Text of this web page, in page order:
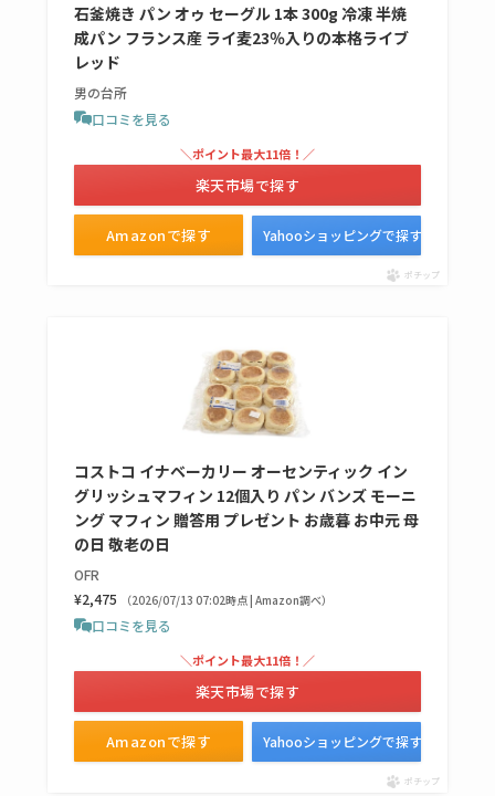
石釜焼き パン オゥ セーグル 1本 300g 冷凍 半焼
成パン フランス産 ライ麦23％入りの本格ライブ
レッド
男の台所
口コミを見る
Amazonで探す
＼ポイント最大11倍！／
楽天市場で探す
Yahooショッピングで探す
ポチップ
コストコ イナベーカリー オーセンティック イン
グリッシュマフィン 12個入り パン バンズ モーニ
ング マフィン 贈答用 プレゼント お歳暮 お中元 母
の日 敬老の日
OFR
¥2,475
（2026/07/13 07:02時点 | Amazon調べ）
口コミを見る
Amazonで探す
＼ポイント最大11倍！／
楽天市場で探す
Yahooショッピングで探す
ポチップ